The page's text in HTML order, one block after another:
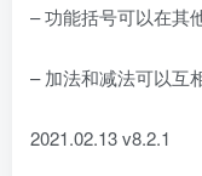
– 功能括号可以在其
– 加法和减法可以互
2021.02.13 v8.2.1